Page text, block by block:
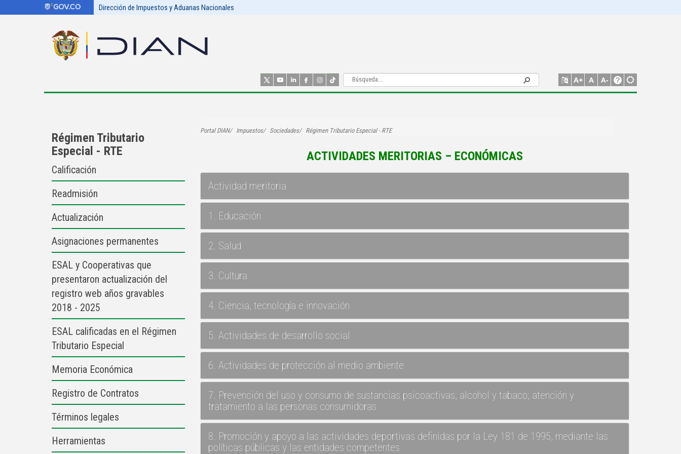
Dirección de Impuestos y Aduanas Nacionales
Régimen Tributario
Especial - RTE
Calificación
Readmisión
Actualización
Asignaciones permanentes
ESAL y Cooperativas que
presentaron actualización del
registro web años gravables
2018 - 2025
ESAL calificadas en el Régimen
Tributario Especial
Memoria Económica
Registro de Contratos
Términos legales
Herramientas
Portal DIAN Impuestos Sociedades Régimen Tributario Especial - RTE
ACTIVIDADES MERITORIAS – ECONÓMICAS
Actividad meritoria
1. Educación
2. Salud
3. Cultura
4. Ciencia, tecnología e innovación
5. Actividades de desarrollo social
6. Actividades de protección al medio ambiente
7. Prevención del uso y consumo de sustancias psicoactivas, alcohol y tabaco; atención y
tratamiento a las personas consumidoras
8. Promoción y apoyo a las actividades deportivas definidas por la Ley 181 de 1995, mediante las
políticas públicas y las entidades competentes